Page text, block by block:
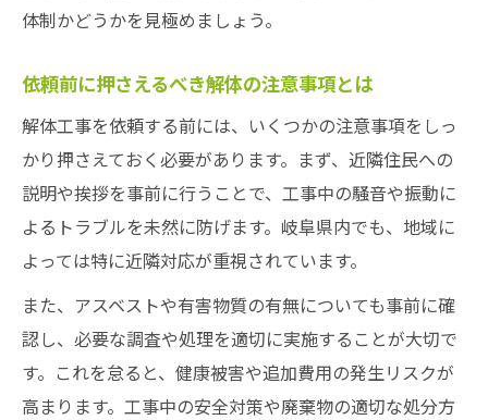
体制かどうかを見極めましょう。
依頼前に押さえるべき解体の注意事項とは
解体工事を依頼する前には、いくつかの注意事項をしっ
かり押さえておく必要があります。まず、近隣住民への
説明や挨拶を事前に行うことで、工事中の騒音や振動に
よるトラブルを未然に防げます。岐阜県内でも、地域に
よっては特に近隣対応が重視されています。
また、アスベストや有害物質の有無についても事前に確
認し、必要な調査や処理を適切に実施することが大切で
す。これを怠ると、健康被害や追加費用の発生リスクが
高まります。工事中の安全対策や廃棄物の適切な処分方